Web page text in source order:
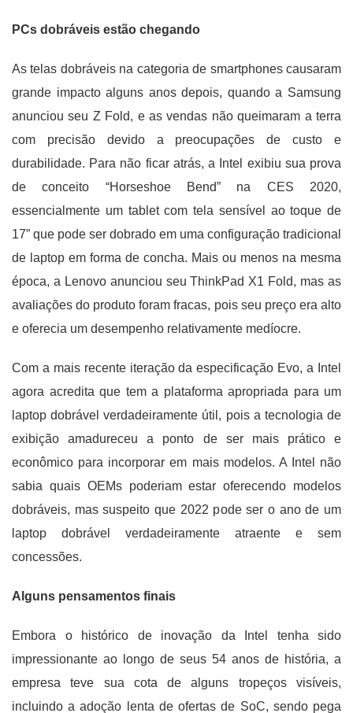
PCs dobráveis ​​estão chegando
As telas dobráveis ​​na categoria de smartphones causaram
grande impacto alguns anos depois, quando a Samsung
anunciou seu Z Fold, e as vendas não queimaram a terra
com precisão devido a preocupações de custo e
durabilidade. Para não ficar atrás, a Intel exibiu sua prova
de conceito “Horseshoe Bend” na CES 2020,
essencialmente um tablet com tela sensível ao toque de
17” que pode ser dobrado em uma configuração tradicional
de laptop em forma de concha. Mais ou menos na mesma
época, a Lenovo anunciou seu ThinkPad X1 Fold, mas as
avaliações do produto foram fracas, pois seu preço era alto
e oferecia um desempenho relativamente medíocre.
Com a mais recente iteração da especificação Evo, a Intel
agora acredita que tem a plataforma apropriada para um
laptop dobrável verdadeiramente útil, pois a tecnologia de
exibição amadureceu a ponto de ser mais prático e
econômico para incorporar em mais modelos. A Intel não
sabia quais OEMs poderiam estar oferecendo modelos
dobráveis, mas suspeito que 2022 pode ser o ano de um
laptop dobrável verdadeiramente atraente e sem
concessões.
Alguns pensamentos finais
Embora o histórico de inovação da Intel tenha sido
impressionante ao longo de seus 54 anos de história, a
empresa teve sua cota de alguns tropeços visíveis,
incluindo a adoção lenta de ofertas de SoC, sendo pega